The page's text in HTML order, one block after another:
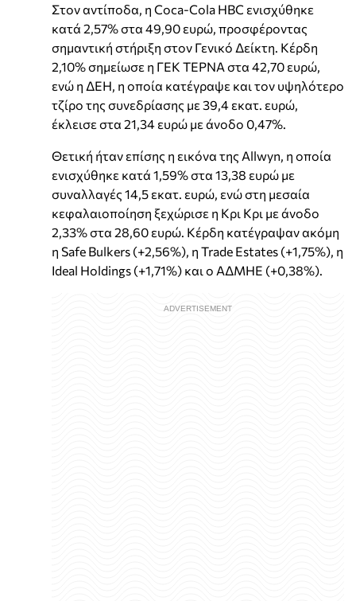
Στον αντίποδα, η Coca-Cola HBC ενισχύθηκε
κατά 2,57% στα 49,90 ευρώ, προσφέροντας
σημαντική στήριξη στον Γενικό Δείκτη. Κέρδη
2,10% σημείωσε η ΓΕΚ ΤΕΡΝΑ στα 42,70 ευρώ,
ενώ η ΔΕΗ, η οποία κατέγραψε και τον υψηλότερο
τζίρο της συνεδρίασης με 39,4 εκατ. ευρώ,
έκλεισε στα 21,34 ευρώ με άνοδο 0,47%.
Θετική ήταν επίσης η εικόνα της Allwyn, η οποία
ενισχύθηκε κατά 1,59% στα 13,38 ευρώ με
συναλλαγές 14,5 εκατ. ευρώ, ενώ στη μεσαία
κεφαλαιοποίηση ξεχώρισε η Κρι Κρι με άνοδο
2,33% στα 28,60 ευρώ. Κέρδη κατέγραψαν ακόμη
η Safe Bulkers (+2,56%), η Trade Estates (+1,75%), η
Ideal Holdings (+1,71%) και ο ΑΔΜΗΕ (+0,38%).